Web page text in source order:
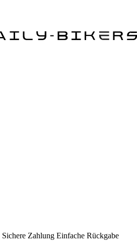
Sichere Zahlung Einfache Rückgabe